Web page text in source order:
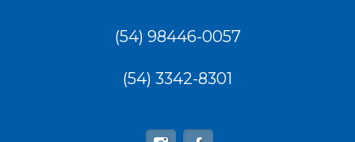
(54) 98446-0057
(54) 3342-8301